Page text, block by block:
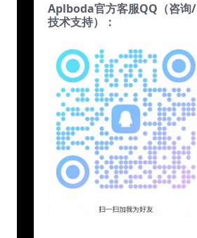
Aplboda官方客服QQ（咨询/
技术支持）：